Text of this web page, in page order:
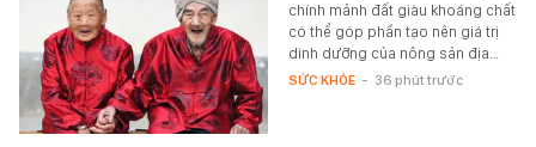
chính mảnh đất giàu khoáng chất
có thể góp phần tạo nên giá trị
dinh dưỡng của nông sản địa…
SỨC KHỎE - 36 phút trước